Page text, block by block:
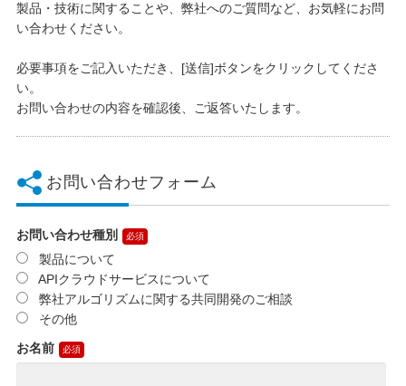
製品・技術に関することや、弊社へのご質問など、お気軽にお問
い合わせください。
必要事項をご記入いただき、[送信]ボタンをクリックしてくださ
い。
お問い合わせの内容を確認後、ご返答いたします。
お問い合わせフォーム
お問い合わせ種別
製品について
APIクラウドサービスについて
弊社アルゴリズムに関する共同開発のご相談
その他
お名前